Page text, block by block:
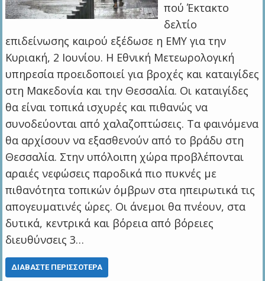
πού Έκτακτο
δελτίο
επιδείνωσης καιρού εξέδωσε η ΕΜΥ για την
Κυριακή, 2 Ιουνίου. Η Εθνική Μετεωρολογική
υπηρεσία προειδοποιεί για βροχές και καταιγίδες
στη Μακεδονία και την Θεσσαλία. Οι καταιγίδες
θα είναι τοπικά ισχυρές και πιθανώς να
συνοδεύονται από χαλαζοπτώσεις. Τα φαινόμενα
θα αρχίσουν να εξασθενούν από το βράδυ στη
Θεσσαλία. Στην υπόλοιπη χώρα προβλέπονται
αραιές νεφώσεις παροδικά πιο πυκνές με
πιθανότητα τοπικών όμβρων στα ηπειρωτικά τις
απογευματινές ώρες. Οι άνεμοι θα πνέουν, στα
δυτικά, κεντρικά και βόρεια από βόρειες
διευθύνσεις 3…
ΔΙΑΒΆΣΤΕ ΠΕΡΙΣΣΌΤΕΡΑ